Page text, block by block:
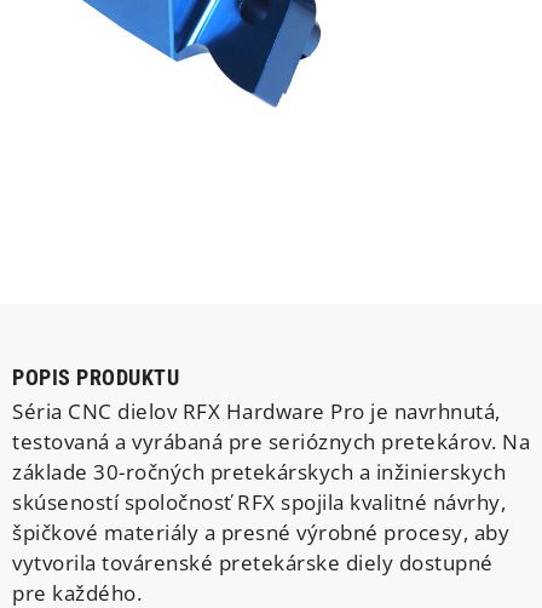
POPIS PRODUKTU
Séria CNC dielov RFX Hardware Pro je navrhnutá,
testovaná a vyrábaná pre serióznych pretekárov. Na
základe 30-ročných pretekárskych a inžinierskych
skúseností spoločnosť RFX spojila kvalitné návrhy,
špičkové materiály a presné výrobné procesy, aby
vytvorila továrenské pretekárske diely dostupné
pre každého.